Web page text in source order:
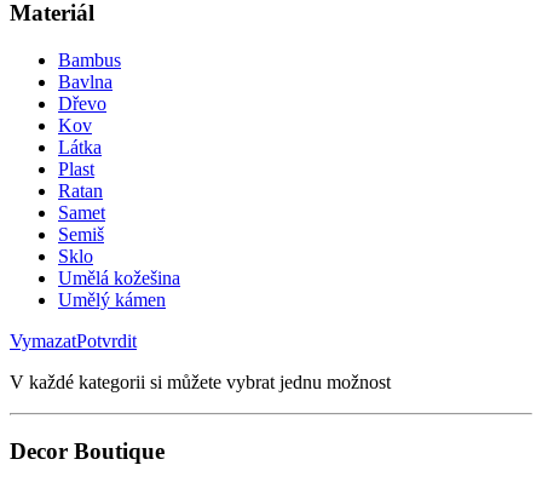
Materiál
Bambus
Bavlna
Dřevo
Kov
Látka
Plast
Ratan
Samet
Semiš
Sklo
Umělá kožešina
Umělý kámen
VymazatPotvrdit
V každé kategorii si můžete vybrat jednu možnost
Decor Boutique